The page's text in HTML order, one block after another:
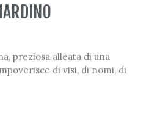
preziosa alleata di una
di visi, di nomi, di